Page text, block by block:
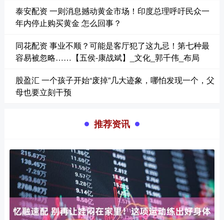
泰安配资 一则消息撼动黄金市场！印度总理呼吁民众一
年内停止购买黄金 怎么回事？
同花配资 事业不顺？可能是客厅犯了这九忌！第七种最
容易被忽略……【五侯-康战斌】_文化_郭千伟_布局
股盈汇 一个孩子开始“废掉”几大迹象，哪怕发现一个，父
母也要立刻干预
推荐资讯